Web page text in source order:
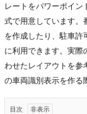
レートをパワーポイン
式で用意しています。
を作成したり、駐車
に利用できます。実際
わせたレイアウトを参
の車両識別表示を作る
目次